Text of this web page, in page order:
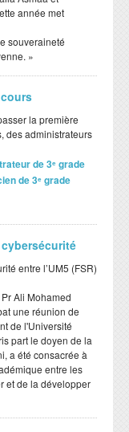
année met
souveraineté
»
la première
des administrateurs
de 3ᵉ grade
de 3ᵉ grade
entre l’UM5 (FSR)
Ali Mohamed
une réunion de
de l'Université
part le doyen de la
a été consacrée à
entre les
et de la développer